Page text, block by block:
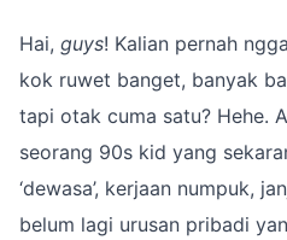
Hai, guys! Kalian pernah
kok ruwet banget, banyak
tapi otak cuma satu? Hehe.
seorang 90s kid yang
‘dewasa’, kerjaan numpuk,
belum lagi urusan pribadi